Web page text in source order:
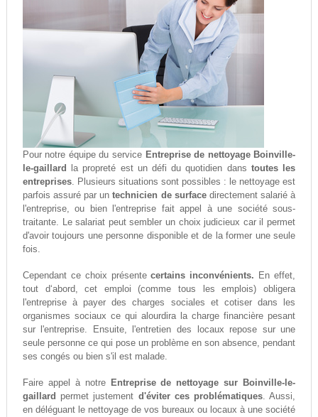
Pour notre équipe du service Entreprise de nettoyage Boinville-
le-gaillard
la propreté est un défi du quotidien dans toutes les
entreprises. Plusieurs situations sont possibles : le nettoyage est
parfois assuré par untechnicien de surfacedirectement salarié à
l'entreprise, ou bien l'entreprise fait appel à une société sous-
traitante. Le salariat peut sembler un choix judicieux car il permet
d'avoir toujours une personne disponible et de la former une seule
fois.
Cependant ce choix présentecertains inconvénients. En effet,
tout d‘abord, cet emploi (comme tous les emplois) obligera
l'entreprise à payer des charges sociales et cotiser dans les
organismes sociaux ce qui alourdira la charge financière pesant
sur l'entreprise. Ensuite, l'entretien des locaux repose sur une
seule personne ce qui pose un problème en son absence, pendant
ses congés ou bien s'il est malade.
Faire appel à notre Entreprise de nettoyage sur Boinville-le-
gaillard permet justement d'éviter ces problématiques. Aussi,
en déléguant le nettoyage de vos bureaux ou locaux à une société